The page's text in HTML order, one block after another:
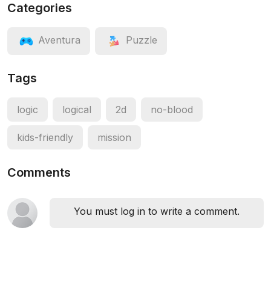
Categories
Aventura Puzzle
Tags
logic logical 2d no-blood
kids-friendly mission
Comments
You must log in to write a comment.